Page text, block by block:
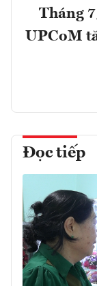
Tháng
UPCoM
Đọc tiếp